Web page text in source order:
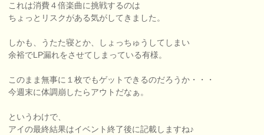
これは消費４倍楽曲に挑戦するのは
ちょっとリスクがある気がしてきました。
しかも、うたた寝とか、しょっちゅうしてしまい
余裕でLP漏れをさせてしまっている有様。
このまま無事に１枚でもゲットできるのだろうか・・・
今週末に体調崩したらアウトだなぁ。
というわけで、
アイの最終結果はイベント終了後に記載しますね♪